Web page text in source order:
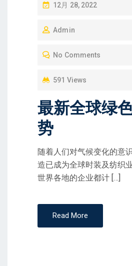
P
S
N
12月 28, 2022
Admin
No Comments
591 Views
最新全球绿
势
随着人们对气候变化的意
造已成为全球时装及纺织
世界各地的企业都计 […]
Read More